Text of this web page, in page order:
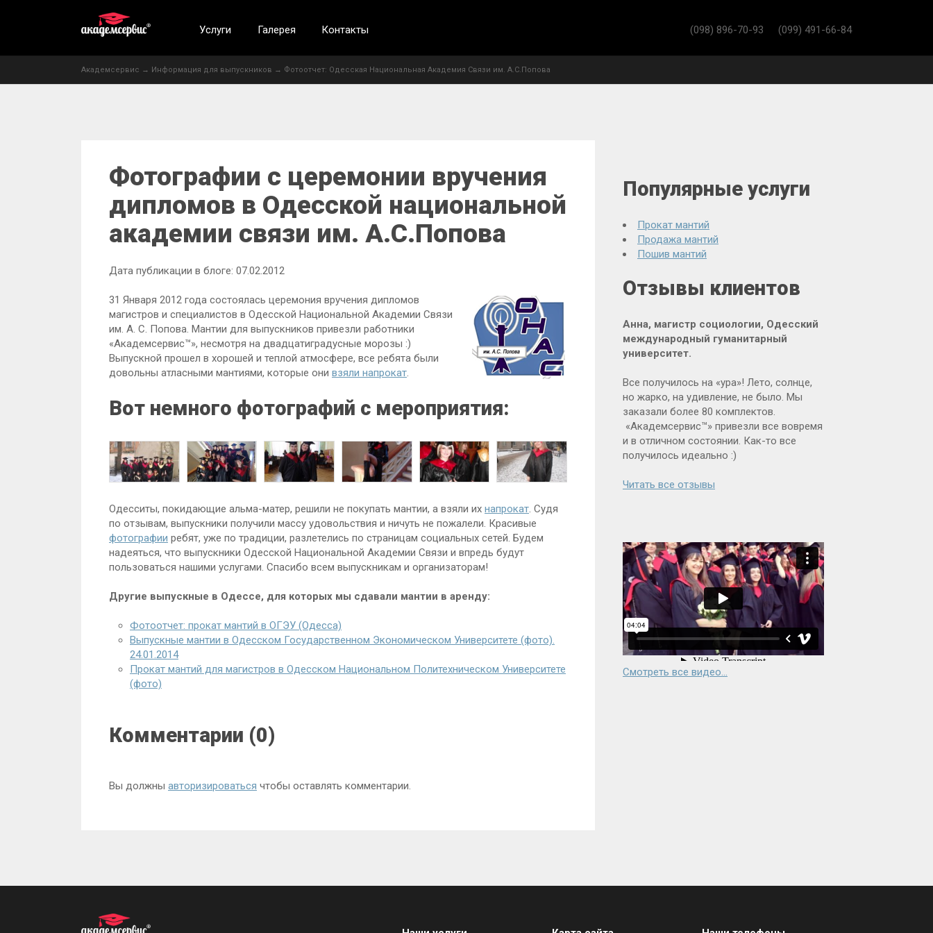
Услуги Галерея Контакты (098) 896-70-93 (099) 491-66-84
Академсервис → Информация для выпускников → Фотоотчет: Одесская Национальная Академия Связи им. А.С.Попова
Фотографии с церемонии вручения
дипломов в Одесской национальной
академии связи им. А.С.Попова
Дата публикации в блоге: 07.02.2012
31 Января 2012 года состоялась церемония вручения дипломов
магистров и специалистов в Одесской Национальной Академии Связи
им. А. С. Попова. Мантии для выпускников привезли работники
«Академсервис™», несмотря на двадцатиградусные морозы :)
Выпускной прошел в хорошей и теплой атмосфере, все ребята были
довольны атласными мантиями, которые они взяли напрокат.
Вот немного фотографий с мероприятия:
Одесситы, покидающие альма-матер, решили не покупать мантии, а взяли их напрокат. Судя
по отзывам, выпускники получили массу удовольствия и ничуть не пожалели. Красивые
фотографии ребят, уже по традиции, разлетелись по страницам социальных сетей. Будем
надеяться, что выпускники Одесской Национальной Академии Связи и впредь будут
пользоваться нашими услугами. Спасибо всем выпускникам и организаторам!
Другие выпускные в Одессе, для которых мы сдавали мантии в аренду:
Фотоотчет: прокат мантий в ОГЭУ (Одесса)
Выпускные мантии в Одесском Государственном Экономическом Университете (фото).
24.01.2014
Прокат мантий для магистров в Одесском Национальном Политехническом Университете
(фото)
Комментарии (0)
Вы должны авторизироваться чтобы оставлять комментарии.
Популярные услуги
Прокат мантий
Продажа мантий
Пошив мантий
Отзывы клиентов
Анна, магистр социологии, Одесский
международный гуманитарный
университет.
Все получилось на «ура»! Лето, солнце,
но жарко, на удивление, не было. Мы
заказали более 80 комплектов.
«Академсервис™» привезли все вовремя
и в отличном состоянии. Как-то все
получилось идеально :)
Читать все отзывы
Смотреть все видео...